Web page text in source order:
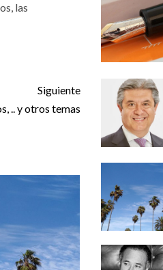
las
Siguiente
.. y otros temas